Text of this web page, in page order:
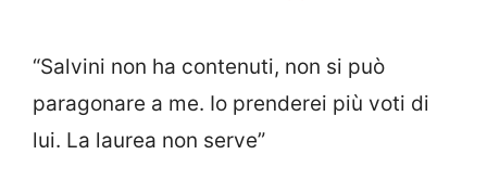
“Salvini non ha contenuti, non si può
paragonare a me. Io prenderei più voti di
lui. La laurea non serve”